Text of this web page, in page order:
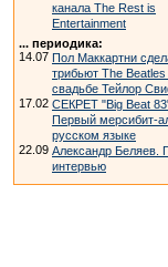
канала The Rest is
Entertainment
... периодика:
14.07 Пол Маккартни
трибьют The Beatles
свадьбе Тейлор
17.02 СЕКРЕТ "Big Beat
Первый мерсибит-
русском языке
22.09 Александр Беляев.
интервью